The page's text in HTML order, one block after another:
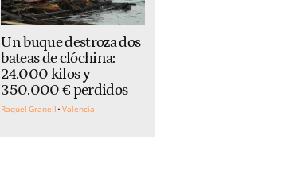
Un buque destroza dos
bateas de clóchina:
24.000 kilos y
350.000 € perdidos
Raquel Granell Valencia